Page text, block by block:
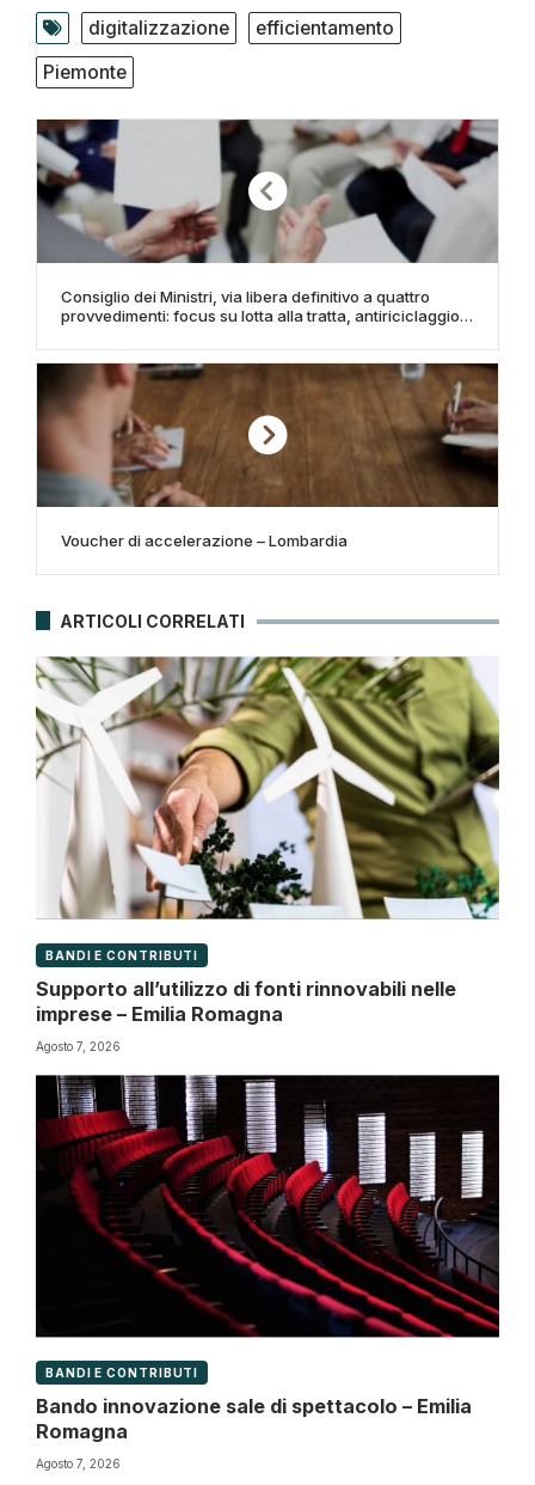
digitalizzazione
efficientamento
Piemonte
Consiglio dei Ministri, via libera definitivo a quattro
provvedimenti: focus su lotta alla tratta, antiriciclaggio,
Voucher di accelerazione – Lombardia
ARTICOLI CORRELATI
BANDI E CONTRIBUTI
Supporto all’utilizzo di fonti rinnovabili nelle
imprese – Emilia Romagna
Agosto 7, 2026
BANDI E CONTRIBUTI
Bando innovazione sale di spettacolo – Emilia
Romagna
Agosto 7, 2026